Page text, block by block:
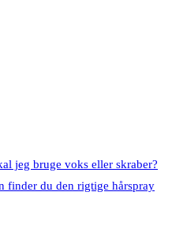
jeg bruge voks eller skraber?
finder du den rigtige hårspray